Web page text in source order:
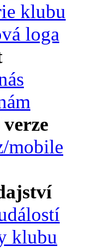
klubu
loga
mobile
klubu